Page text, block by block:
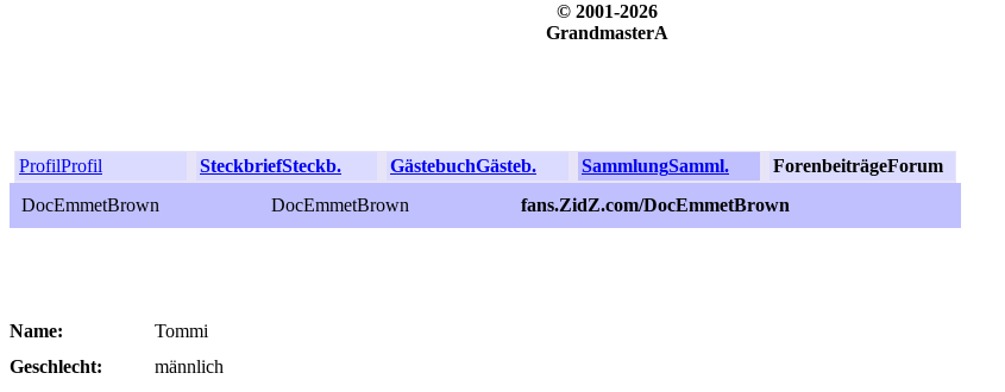
© 2001-2026
GrandmasterA
ProfilProfil SteckbriefSteckb. GästebuchGästeb. SammlungSamml. ForenbeiträgeForum
DocEmmetBrown
DocEmmetBrown fans.ZidZ.com/DocEmmetBrown
Name:
Tommi
Geschlecht:
männlich